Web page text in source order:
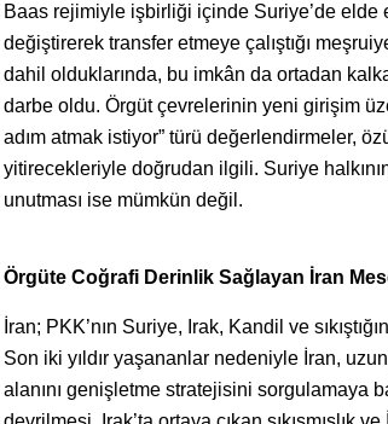
Baas rejimiyle işbirliği içinde Suriye’de
değiştirerek transfer etmeye çalıştığı
dahil olduklarında, bu imkân da ortadan
darbe oldu. Örgüt çevrelerinin yeni girişim
adım atmak istiyor” türü değerlendirmeler,
yitirecekleriyle doğrudan ilgili. Suriye
unutması ise mümkün değil.
Örgüte Coğrafi Derinlik Sağlayan İran
İran; PKK’nın Suriye, Irak, Kandil ve
Son iki yıldır yaşananlar nedeniyle İran,
alanını genişletme stratejisini sorgulamaya